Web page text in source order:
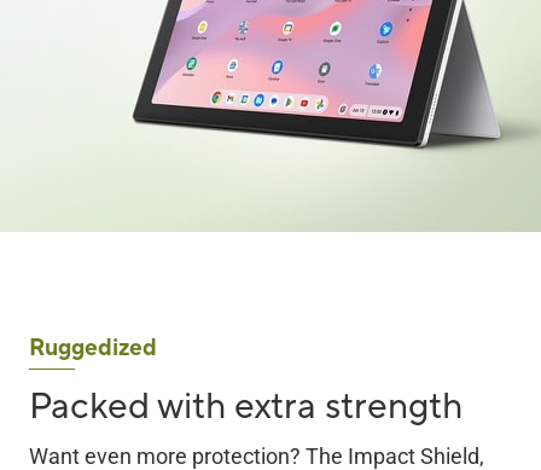
Ruggedized
Packed with extra strength
Want even more protection? The Impact Shield,